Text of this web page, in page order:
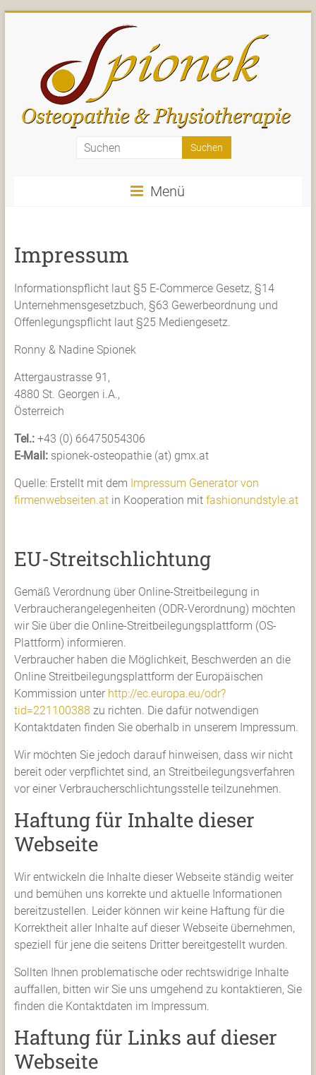
Spionek
Osteopathie
Physiotherapie
–
Sankt
Georgen
i.A.
+43
(0)
oder
+43
(0)
660
Menü
Impressum
Informationspflicht laut §5 E-Commerce Gesetz, §14
Unternehmensgesetzbuch, §63 Gewerbeordnung und
Offenlegungspflicht laut §25 Mediengesetz.
Ronny & Nadine Spionek
Attergaustrasse 91,
4880 St. Georgen i.A.,
Österreich
Tel.:+43 (0) 66475054306
E-Mail:spionek-osteopathie (at) gmx.at
Quelle: Erstellt mit dem Impressum Generator von
firmenwebseiten.atin Kooperation mit fashionundstyle.at
EU-Streitschlichtung
Gemäß Verordnung über Online-Streitbeilegung in
Verbraucherangelegenheiten (ODR-Verordnung) möchten
wir Sie über die Online-Streitbeilegungsplattform (OS-
Plattform) informieren.
Verbraucher haben die Möglichkeit, Beschwerden an die
Online Streitbeilegungsplattform der Europäischen
Kommission unter http://ec.europa.eu/odr?
tid=221100388 zu richten. Die dafür notwendigen
Kontaktdaten finden Sie oberhalb in unserem Impressum.
Wir möchten Sie jedoch darauf hinweisen, dass wir nicht
bereit oder verpflichtet sind, an Streitbeilegungsverfahren
vor einer Verbraucherschlichtungsstelle teilzunehmen.
Haftung für Inhalte dieser
Webseite
Wir entwickeln die Inhalte dieser Webseite ständig weiter
und bemühen uns korrekte und aktuelle Informationen
bereitzustellen. Leider können wir keine Haftung für die
Korrektheit aller Inhalte auf dieser Webseite übernehmen,
speziell für jene die seitens Dritter bereitgestellt wurden.
Sollten Ihnen problematische oder rechtswidrige Inhalte
auffallen, bitten wir Sie uns umgehend zu kontaktieren, Sie
finden die Kontaktdaten im Impressum.
Haftung für Links auf dieser
Webseite